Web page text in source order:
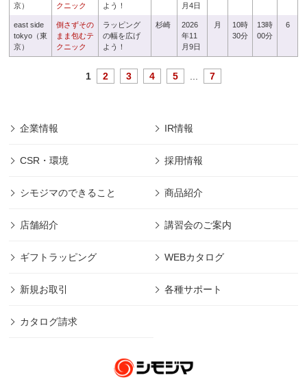
京）
クニック
よう！
月4日
east side
tokyo（東
京）
倒さずその
まま包むテ
クニック
ラッピング
の幅を広げ
よう！
杉崎
2026
年11
月9日
月
10時
30分
13時
00分
6
1 2 3 4 5 7
企業情報 IR情報
CSR・環境 採用情報
シモジマのできること 商品紹介
店舗紹介 講習会のご案内
ギフトラッピング WEBカタログ
新規お取引 各種サポート
カタログ請求